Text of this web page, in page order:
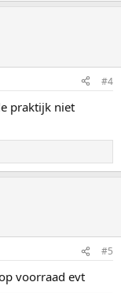
#4
praktijk niet
#5
voorraad evt